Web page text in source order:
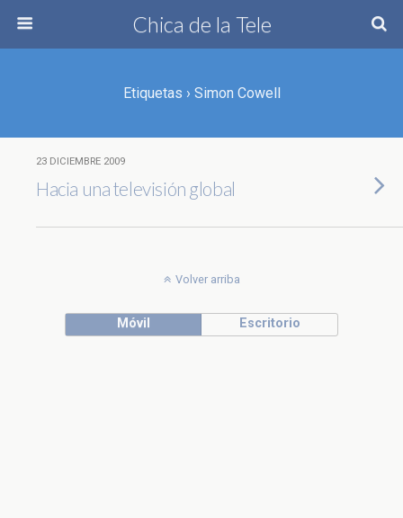
Chica de la Tele
Etiquetas › Simon Cowell
23 DICIEMBRE 2009
Hacia una televisión global
Volver arriba
Móvil Escritorio